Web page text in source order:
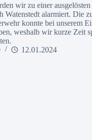
wir zu einer ausgelösten
Watenstedt alarmiert. Die
konnte bei unserem
weshalb wir kurze Zeit
12.01.2024